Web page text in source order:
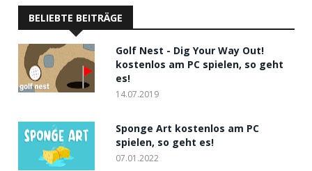
BELIEBTE BEITRÄGE
Golf Nest - Dig Your Way Out!
kostenlos am PC spielen, so geht
es!
14.07.2019
Sponge Art kostenlos am PC
spielen, so geht es!
07.01.2022